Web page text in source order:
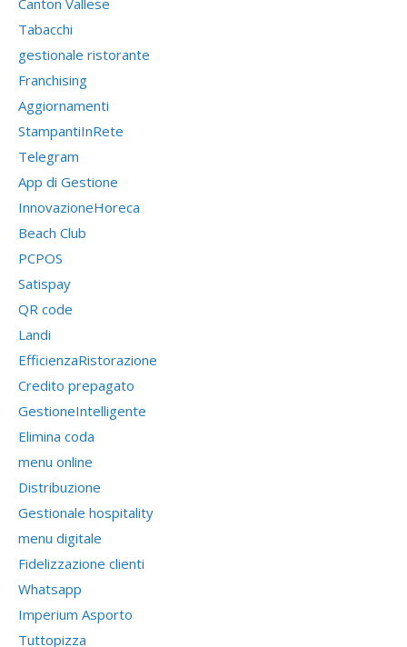
Canton Vallese
Tabacchi
gestionale ristorante
Franchising
Aggiornamenti
StampantiInRete
Telegram
App di Gestione
InnovazioneHoreca
Beach Club
PCPOS
Satispay
QR code
Landi
EfficienzaRistorazione
Credito prepagato
GestioneIntelligente
Elimina coda
menu online
Distribuzione
Gestionale hospitality
menu digitale
Fidelizzazione clienti
Whatsapp
Imperium Asporto
Tuttopizza